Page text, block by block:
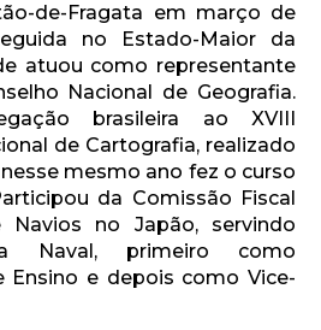
de-Fragata em março de
no Estado-Maior da
atuou como representante
Nacional de Geografia.
brasileira ao XVIII
de Cartografia, realizado
mesmo ano fez o curso
da Comissão Fiscal
no Japão, servindo
Naval, primeiro como
Ensino e depois como Vice-